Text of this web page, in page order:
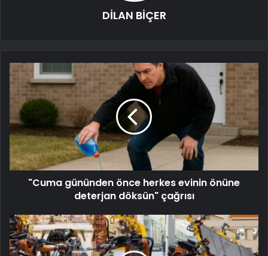
DİLAN BİÇER
"Cuma gününden önce herkes evinin önüne
deterjan döksün" çağrısı